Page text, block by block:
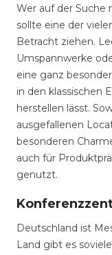
Wer auf der Suche
sollte eine der
Betracht ziehen.
Umspannwerke
eine ganz
in den klassischen
herstellen lässt.
ausgefallenen
besonderen
auch für
genutzt.
Deutschland ist
Land gibt es